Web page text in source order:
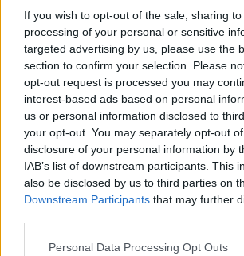
If you wish to opt-out of the sale, sharing
processing of your personal or sensitive
targeted advertising by us, please use the
section to confirm your selection. Please
opt-out request is processed you may
interest-based ads based on personal
us or personal information disclosed to
your opt-out. You may separately opt-out
disclosure of your personal information by
IAB’s list of downstream participants. This
also be disclosed by us to third parties on
Downstream Participants that may further
Personal Data Processing Opt Outs
Irlanda v Italia 21-27
Domenica 14 aprile 2024, ore
Stade Jean Bouin
Francia v Italia
Sabato 20 aprile 2024, ore
Stadio Sergio Lanfranchi
Italia v Scozia
Sabato 27 aprile 2024, ore
Principality Stadium